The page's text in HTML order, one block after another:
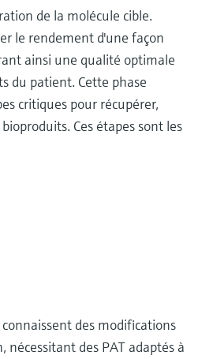
de la molécule cible.
le rendement d'une façon
ainsi une qualité optimale
du patient. Cette phase
critiques pour récupérer,
Ces étapes sont les
des modifications
nécessitant des PAT adaptés à